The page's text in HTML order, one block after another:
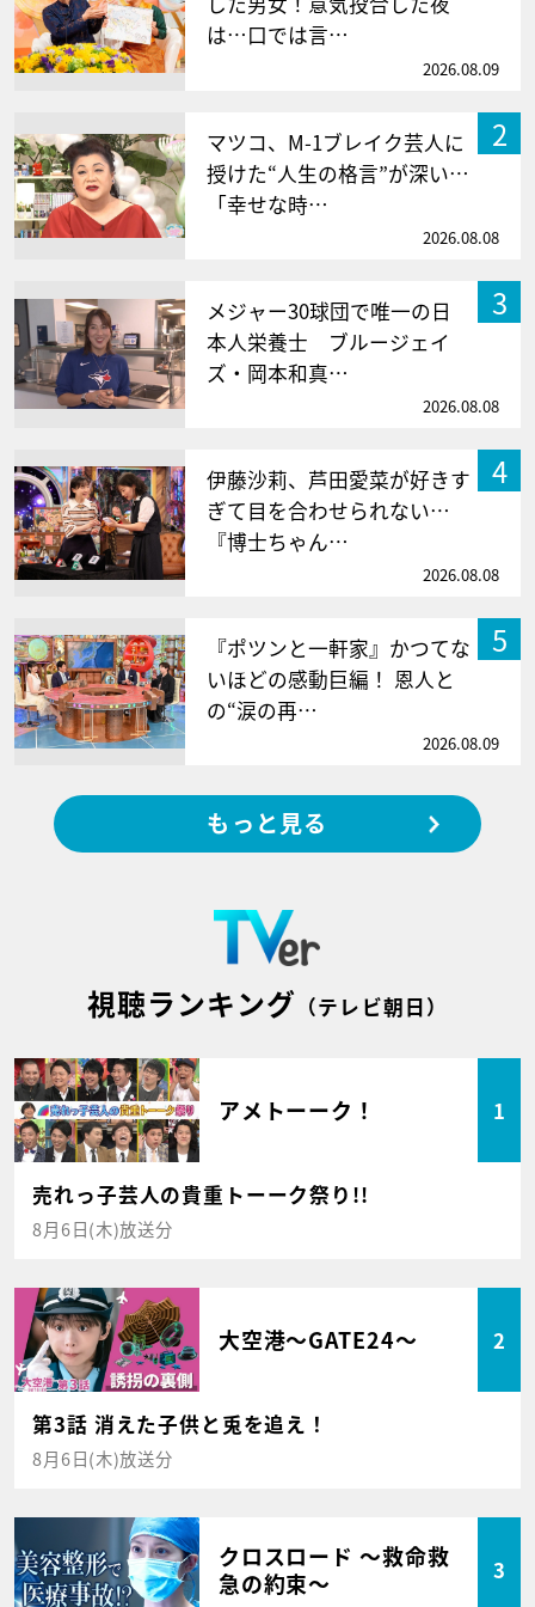
は…口では言…
2026.08.09
2
マツコ、M-1ブレイク芸人に
授けた“人生の格言”が深い…
「幸せな時…
2026.08.08
3
メジャー30球団で唯一の日
本人栄養士 ブルージェイ
ズ・岡本和真…
2026.08.08
4
伊藤沙莉、芦田愛菜が好きす
ぎて目を合わせられない…
『博士ちゃん…
2026.08.08
5
『ポツンと一軒家』かつてな
いほどの感動巨編！ 恩人と
の“涙の再…
2026.08.09
もっと見る
視聴ランキング （テレビ朝日）
アメトーーク！ 1
売れっ子芸人の貴重トーーク祭り!!
8月6日(木)放送分
大空港～GATE24～ 2
第3話 消えた子供と兎を追え！
8月6日(木)放送分
クロスロード ～救命救
急の約束～
3